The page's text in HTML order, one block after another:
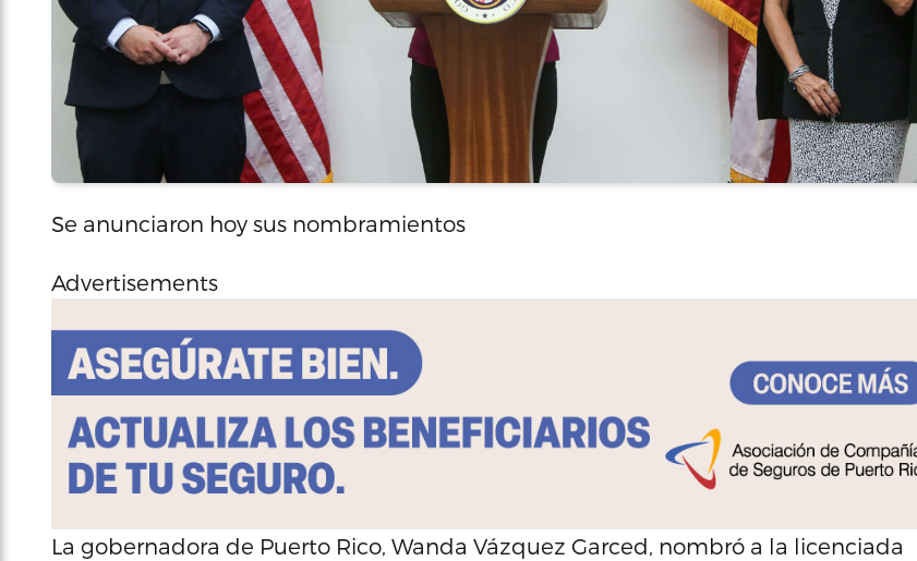
Se anunciaron hoy sus nombramientos
Advertisements
La gobernadora de Puerto Rico, Wanda Vázquez Garced, nombró a la licenciada